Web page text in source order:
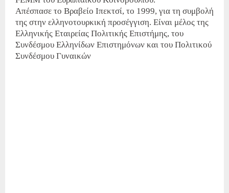
Απέσπασε το Βραβείο Ιπεκτσί, το 1999, για τη συμβολή
της στην ελληνοτουρκική προσέγγιση. Είναι μέλος της
Ελληνικής Εταιρείας Πολιτικής Επιστήμης, του
Συνδέσμου Ελληνίδων Επιστημόνων και του Πολιτικού
Συνδέσμου Γυναικών